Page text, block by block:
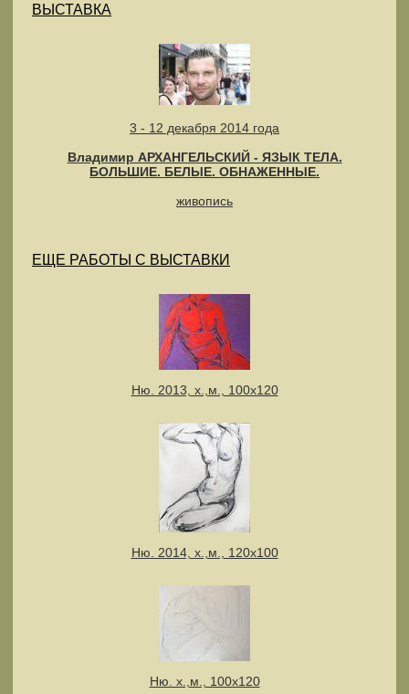
ВЫСТАВКА
3 - 12 декабря 2014 года
Владимир АРХАНГЕЛЬСКИЙ - ЯЗЫК ТЕЛА.
БОЛЬШИЕ. БЕЛЫЕ. ОБНАЖЕННЫЕ.
живопись
ЕЩЕ РАБОТЫ С ВЫСТАВКИ
Ню. 2013, х.,м., 100х120
Ню. 2014, х.,м., 120х100
Ню. х.,м., 100x120